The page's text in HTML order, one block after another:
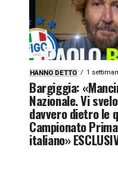
HANNO DETTO 1
Bargiggia:
Nazionale. Vi
davvero dietro le
Campionato
italiano»